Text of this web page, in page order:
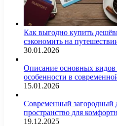
Как выгодно купить
сэкономить на
30.01.2026
Описание основных видов
особенности в
15.01.2026
Современный загородный
пространство для
19.12.2025